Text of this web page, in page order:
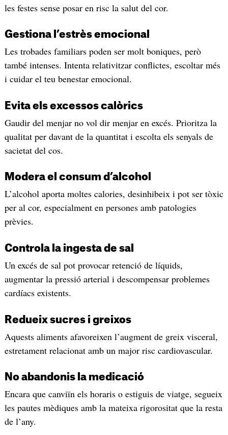
les festes sense posar en risc la salut del cor.
Gestiona l’estrès emocional
Les trobades familiars poden ser molt boniques, però
també intenses. Intenta relativitzar conflictes, escoltar més
i cuidar el teu benestar emocional.
Evita els excessos calòrics
Gaudir del menjar no vol dir menjar en excés. Prioritza la
qualitat per davant de la quantitat i escolta els senyals de
sacietat del cos.
Modera el consum d’alcohol
L’alcohol aporta moltes calories, desinhibeix i pot ser tòxic
per al cor, especialment en persones amb patologies
prèvies.
Controla la ingesta de sal
Un excés de sal pot provocar retenció de líquids,
augmentar la pressió arterial i descompensar problemes
cardíacs existents.
Redueix sucres i greixos
Aquests aliments afavoreixen l’augment de greix visceral,
estretament relacionat amb un major risc cardiovascular.
No abandonis la medicació
Encara que canviïn els horaris o estiguis de viatge, segueix
les pautes mèdiques amb la mateixa rigorositat que la resta
de l’any.